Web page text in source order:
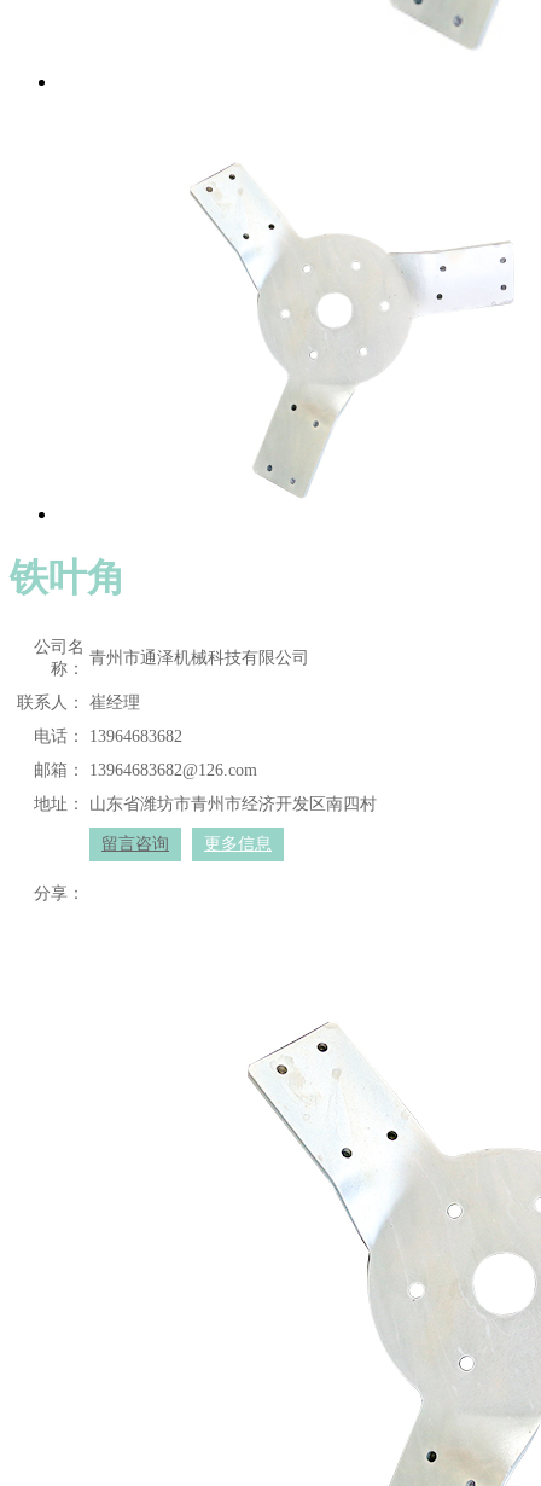
铁叶角
公司名
称：
青州市通泽机械科技有限公司
联系人：
崔经理
电话：
13964683682
邮箱：
13964683682@126.com
地址：
山东省潍坊市青州市经济开发区南四村
留言咨询 更多信息
分享：